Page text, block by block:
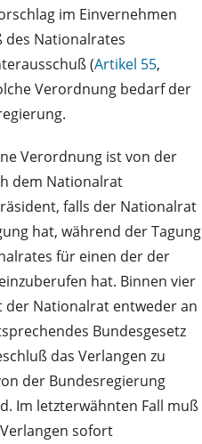
im Einvernehmen
Nationalrates
(Artikel 55,
Verordnung bedarf der
Verordnung ist von der
dem Nationalrat
falls der Nationalrat
hat, während der Tagung
für einen der der
hat. Binnen vier
der Nationalrat entweder an
Bundesgesetz
das Verlangen zu
der Bundesregierung
Im letzterwähnten Fall muß
sofort